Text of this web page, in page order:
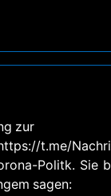
zur
t.me/
Politk. Sie
sagen: